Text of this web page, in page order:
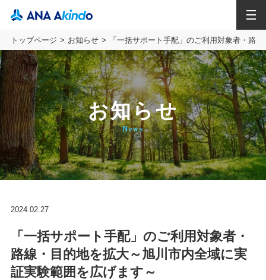
トップページ お知らせ 「一括サポート手配」のご利用対象者・路
お知らせ
News
2024.02.27
「一括サポート手配」のご利用対象者・
路線・目的地を拡大～旭川市内全域に実
証実験範囲を広げます～